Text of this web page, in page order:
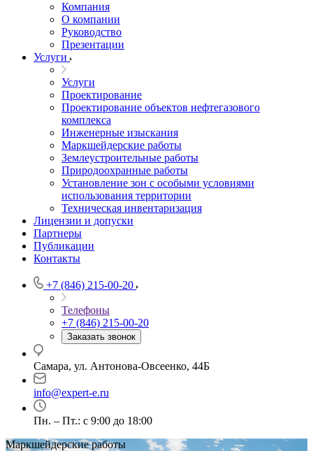
Компания
О компании
Руководство
Презентации
Услуги
Услуги
Проектирование
Проектирование объектов нефтегазового
комплекса
Инженерные изыскания
Маркшейдерские работы
Землеустроительные работы
Природоохранные работы
Установление зон с особыми условиями
использования территории
Техническая инвентаризация
Лицензии и допуски
Партнеры
Публикации
Контакты
+7 (846) 215-00-20
Телефоны
+7 (846) 215-00-20
Заказать звонок
Самара, ул. Антонова-Овсеенко, 44Б
info@expert-e.ru
Пн. – Пт.: с 9:00 до 18:00
Маркшейдерские работы